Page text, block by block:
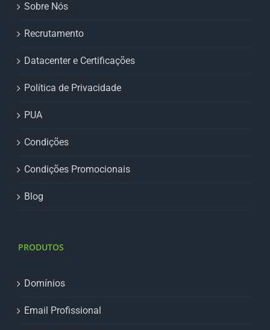
Sobre Nós
Recrutamento
Datacenter e Certificações
Política de Privacidade
PUA
Condições
Condições Promocionais
Blog
PRODUTOS
Domínios
Email Profissional